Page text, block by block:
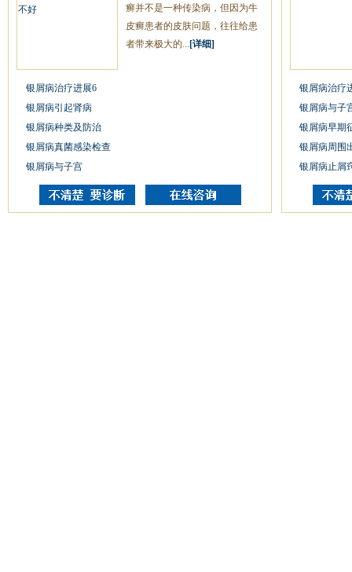
癣并不是一种传染病，但因为牛
皮癣患者的皮肤问题，往往给患
者带来极大的... [详细]
银屑病治疗进展6
银屑病引起肾病
银屑病种类及防治
银屑病真菌感染检查
银屑病与子宫
银屑病治疗
银屑病与子
银屑病早期
银屑病周围
银屑病止屑